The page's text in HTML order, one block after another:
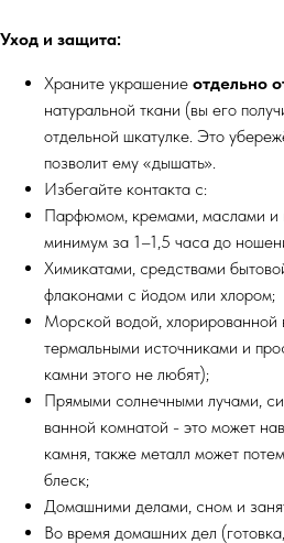
Уход и защита:
Храните украшение отдельно
натуральной ткани (вы его
отдельной шкатулке. Это
позволит ему «дышать».
Избегайте контакта с:
Парфюмом, кремами, маслами и
минимум за 1–1,5 часа до
Химикатами, средствами
флаконами с йодом или хлором;
Морской водой, хлорированной
термальными источниками и
камни этого не любят);
Прямыми солнечными лучами,
ванной комнатой - это может
камня, также металл может
блеск;
Домашними делами, сном и
Во время домашних дел